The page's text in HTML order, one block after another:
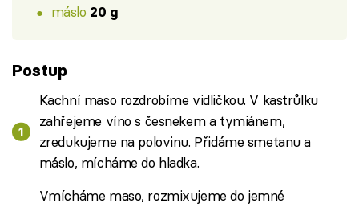
máslo 20 g
Postup
Kachní maso rozdrobíme vidličkou. V kastrůlku
zahřejeme víno s česnekem a tymiánem,
zredukujeme na polovinu. Přidáme smetanu a
máslo, mícháme do hladka.
Vmícháme maso, rozmixujeme do jemné